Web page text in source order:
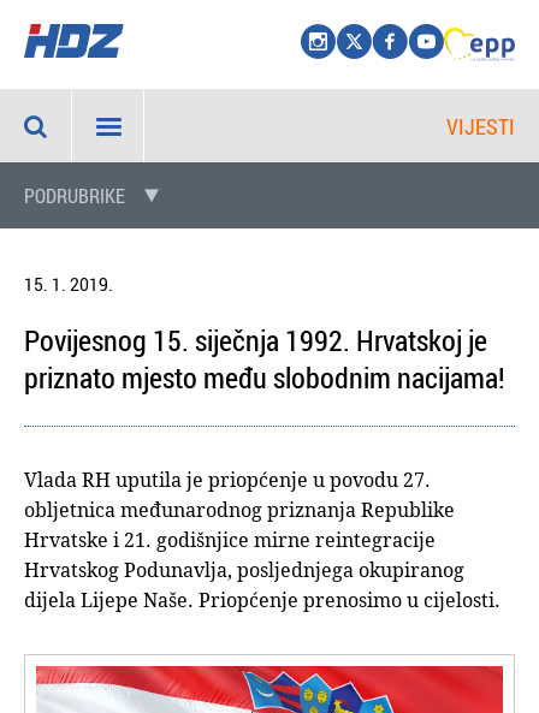
VIJESTI
PODRUBRIKE
15. 1. 2019.
Povijesnog 15. siječnja 1992. Hrvatskoj je
priznato mjesto među slobodnim nacijama!
Vlada RH uputila je priopćenje u povodu 27.
obljetnica međunarodnog priznanja Republike
Hrvatske i 21. godišnjice mirne reintegracije
Hrvatskog Podunavlja, posljednjega okupiranog
dijela Lijepe Naše. Priopćenje prenosimo u cijelosti.